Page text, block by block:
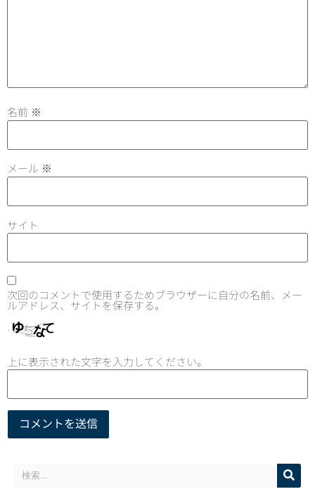
名前 ※
メール ※
サイト
次回のコメントで使用するためブラウザーに自分の名前、メー
ルアドレス、サイトを保存する。
上に表示された文字を入力してください。